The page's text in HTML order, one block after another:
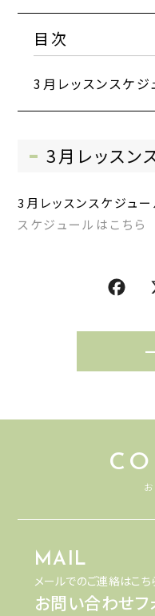
目次
3月レッスンスケジ
3月レッスン
3月レッスンスケジュ
スケジュールはこちら
MAIL
メールでのご連絡はこち
お問い合わせフ